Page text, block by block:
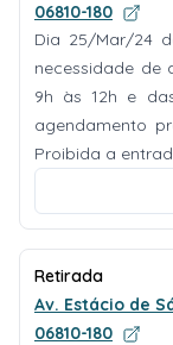
06810-180
Dia 25/Mar/24
necessidade de
9h às 12h e
agendamento
Proibida a
Retirada
Av. Estácio de
06810-180